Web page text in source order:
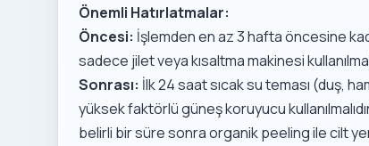
Önemli Hatırlatmalar:
Öncesi: İşlemden en az 3 hafta öncesine
sadece jilet veya kısaltma makinesi
Sonrası: İlk 24 saat sıcak su teması (duş,
yüksek faktörlü güneş koruyucu
belirli bir süre sonraorganik peeling ile cilt